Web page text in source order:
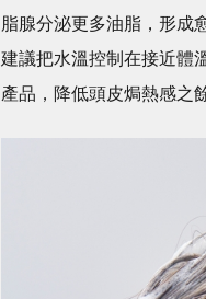
脂腺分泌更多油脂，形成
建議把水溫控制在接近體
產品，降低頭皮焗熱感之